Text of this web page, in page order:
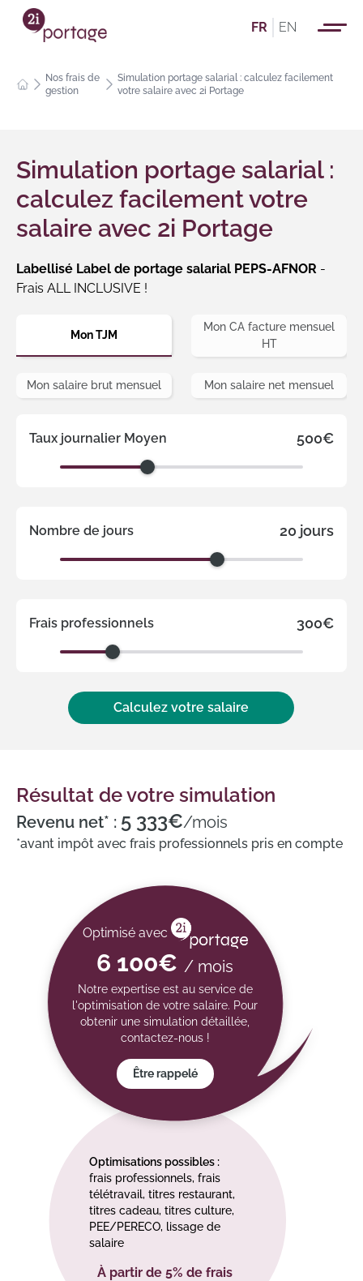
FR EN
Nos frais de
gestion
Simulation portage salarial : calculez facilement
votre salaire avec 2i Portage
Simulation portage salarial :
calculez facilement votre
salaire avec 2i Portage
Labellisé Label de portage salarial PEPS-AFNOR -
Frais ALL INCLUSIVE !
Mon TJM
Mon CA facture mensuel
HT
Mon salaire brut mensuel Mon salaire net mensuel
Taux journalier Moyen 500€
Nombre de jours 20 jours
Frais professionnels 300€
Calculez votre salaire
Résultat de votre simulation
Revenu net* : 5 333€/mois
*avant impôt avec frais professionnels pris en compte
Optimisé avec
6 100€ / mois
Notre expertise est au service de
l'optimisation de votre salaire. Pour
obtenir une simulation détaillée,
contactez-nous !
Être rappelé
Optimisations possibles :
frais professionnels, frais
télétravail, titres restaurant,
titres cadeau, titres culture,
PEE/PERECO, lissage de
salaire
À partir de 5% de frais